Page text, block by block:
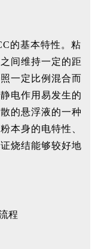
的基本特性。粘
间维持一定的距
一定比例混合而
电作用易发生的
的悬浮液的一种
本身的电特性、
烧结能够较好地